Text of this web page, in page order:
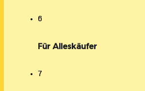
6
Für Alleskäufer
7